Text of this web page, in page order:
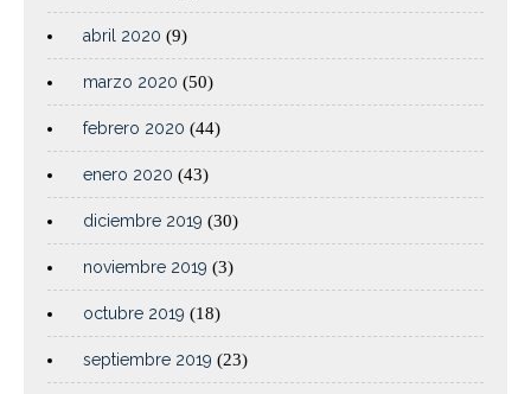
abril 2020 (9)
marzo 2020 (50)
febrero 2020 (44)
enero 2020 (43)
diciembre 2019 (30)
noviembre 2019 (3)
octubre 2019 (18)
septiembre 2019 (23)